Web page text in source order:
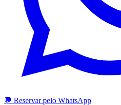
💬 Reservar pelo WhatsApp